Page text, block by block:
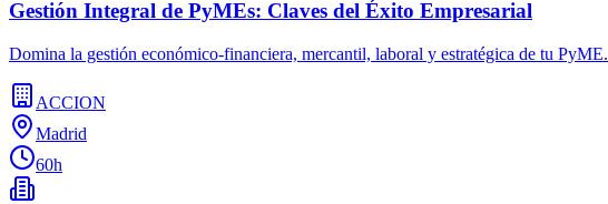
Gestión Integral de PyMEs: Claves del Éxito Empresarial
Domina la gestión económico-financiera, mercantil, laboral y estratégica de tu PyME.
ACCION
Madrid
60h